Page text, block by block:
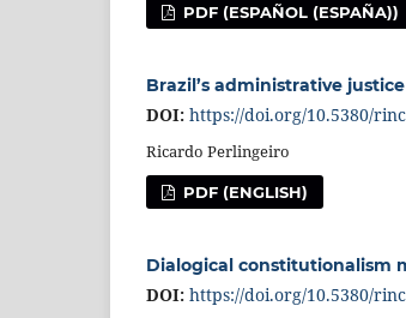
PDF (ESPAÑOL (ESPAÑA))
Brazil’s administrative
DOI: https://doi.org/10.5380/
Ricardo Perlingeiro
PDF (ENGLISH)
Dialogical constitutionalism
DOI: https://doi.org/10.5380/